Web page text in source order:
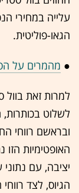
עלייה במחירי
הגאו-פוליטית.
● מהמרים על
למרות זאת
לשלוט בכותרות,
ובראשם רווחי
האופטימיות
יציבה, עם
הגיוס, לצד